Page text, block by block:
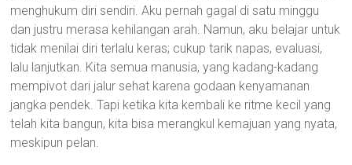
menghukum diri sendiri. Aku pernah gagal di satu minggu
dan justru merasa kehilangan arah. Namun, aku belajar untuk
tidak menilai diri terlalu keras; cukup tarik napas, evaluasi,
lalu lanjutkan. Kita semua manusia, yang kadang-kadang
mempivot dari jalur sehat karena godaan kenyamanan
jangka pendek. Tapi ketika kita kembali ke ritme kecil yang
telah kita bangun, kita bisa merangkul kemajuan yang nyata,
meskipun pelan.